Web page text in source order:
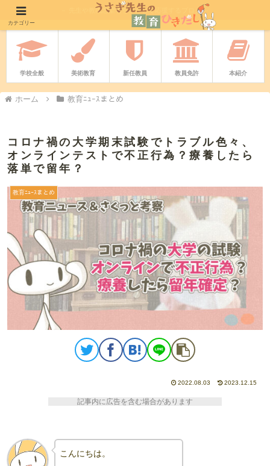
－ 先生や教職志望者をやさしく応援するブログ －
学校全般 美術教育 新任教員 教員免許 本紹介
ホーム 教育ﾆｭｰｽまとめ
コロナ禍の大学期末試験でトラブル色々、
オンラインテストで不正行為？療養したら
落単で留年？
教育ﾆｭｰｽまとめ
2022.08.03 2023.12.15
記事内に広告を含む場合があります
こんにちは。
カテゴリー